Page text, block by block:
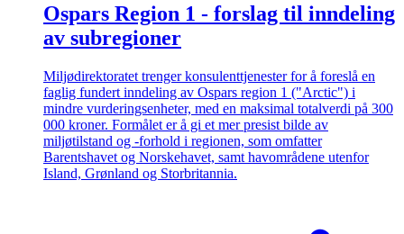
Ospars Region 1 - forslag til inndeling
av subregioner
Miljødirektoratet trenger konsulenttjenester for å foreslå en
faglig fundert inndeling av Ospars region 1 ("Arctic") i
mindre vurderingsenheter, med en maksimal totalverdi på 300
000 kroner. Formålet er å gi et mer presist bilde av
miljøtilstand og -forhold i regionen, som omfatter
Barentshavet og Norskehavet, samt havområdene utenfor
Island, Grønland og Storbritannia.